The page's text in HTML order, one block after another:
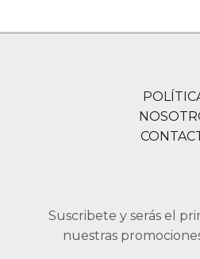
Suscribete y serás el
nuestras